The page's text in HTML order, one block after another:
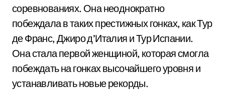
соревнованиях. Она неоднократно
побеждала в таких престижных гонках, как Тур
де Франс, Джиро д’Италия и Тур Испании.
Она стала первой женщиной, которая смогла
побеждать на гонках высочайшего уровня и
устанавливать новые рекорды.